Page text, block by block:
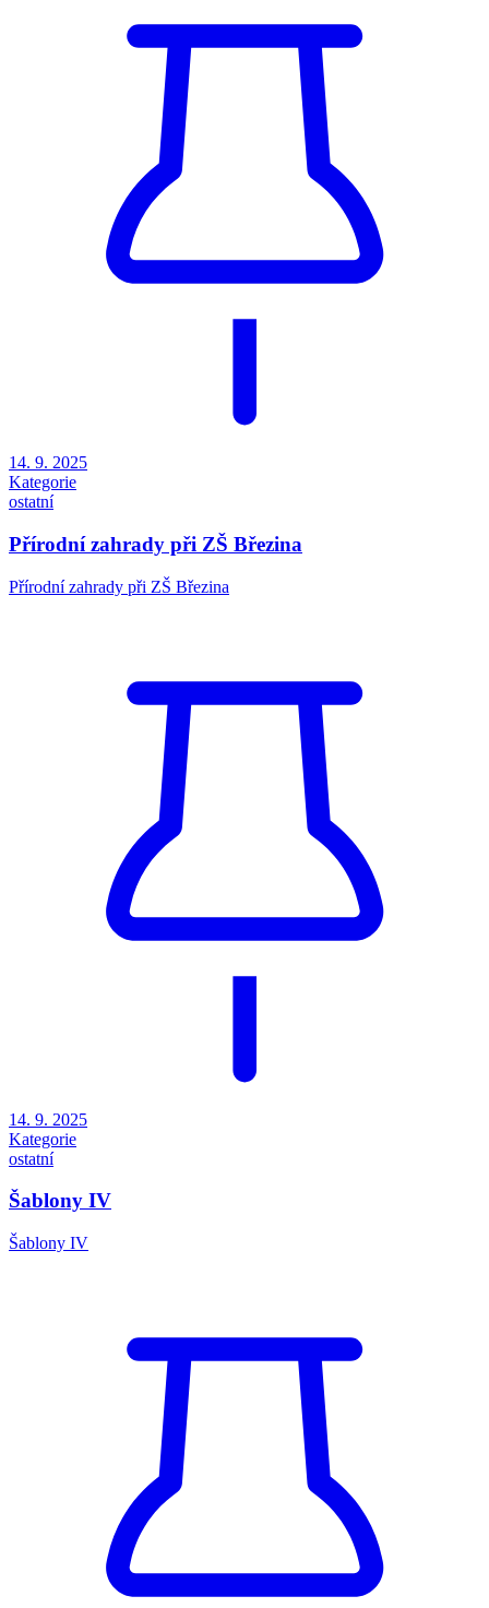
14. 9. 2025
Kategorie
ostatní
Přírodní zahrady při ZŠ Březina
Přírodní zahrady při ZŠ Březina
14. 9. 2025
Kategorie
ostatní
Šablony IV
Šablony IV